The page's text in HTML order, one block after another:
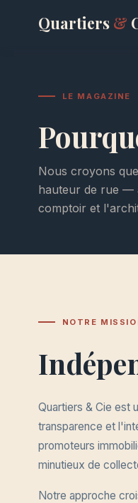
Quartiers &
LE MAGAZINE
Nous croyons
hauteur de rue —
comptoir et
NOTRE
Quartiers & Cie est
transparence et
promoteurs
minutieux de
Notre approche